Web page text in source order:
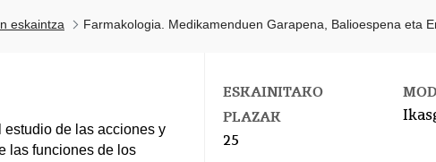
eskaintza Farmakologia. Medikamenduen Garapena, Balioespena eta
de las acciones y
las funciones de los
ESKAINITAKO
PLAZAK
25